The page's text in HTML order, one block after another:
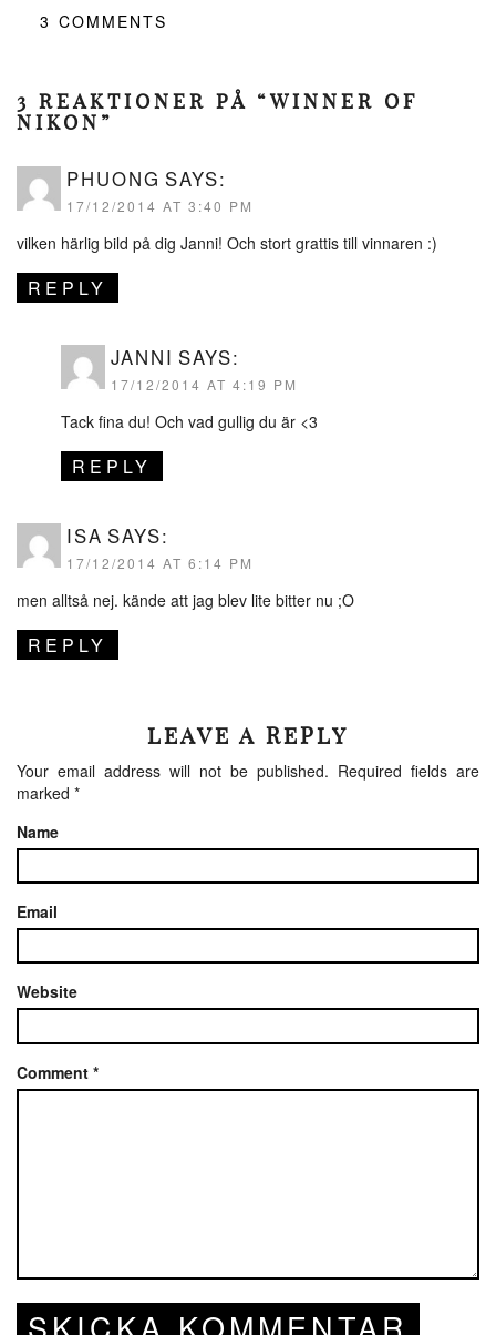
3 COMMENTS
3 REAKTIONER PÅ “WINNER OF
NIKON”
PHUONG SAYS:
17/12/2014 AT 3:40 PM
vilken härlig bild på dig Janni! Och stort grattis till vinnaren :)
REPLY
JANNI SAYS:
17/12/2014 AT 4:19 PM
Tack fina du! Och vad gullig du är <3
REPLY
ISA SAYS:
17/12/2014 AT 6:14 PM
men alltså nej. kände att jag blev lite bitter nu ;O
REPLY
LEAVE A REPLY
Your email address will not be published. Required fields are
marked *
Name
Email
Website
Comment *